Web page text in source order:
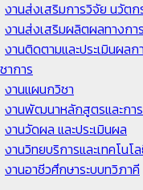
งานส่งเสริมการวิจัย นวัต
งานส่งเสริมผลิตผลทางกา
งานติดตามและประเมินผลก
าการ
งานแผนกวิชา
งานพัฒนาหลักสูตรและกา
งานวัดผล และประเมินผล
งานวิทยบริการและเทคโนโ
งานอาชีวศึกษาระบบทวิภาคี